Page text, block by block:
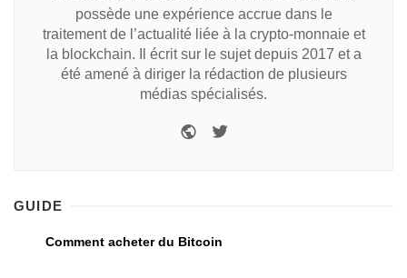
possède une expérience accrue dans le
traitement de l’actualité liée à la crypto-monnaie et
la blockchain. Il écrit sur le sujet depuis 2017 et a
été amené à diriger la rédaction de plusieurs
médias spécialisés.
GUIDE
Comment acheter du Bitcoin